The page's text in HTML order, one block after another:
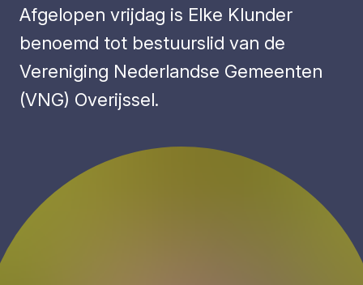
Afgelopen vrijdag is Elke Klunder
benoemd tot bestuurslid van de
Vereniging Nederlandse Gemeenten
(VNG) Overijssel.